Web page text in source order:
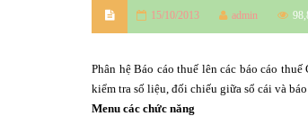
15/10/2013 admin
Phân hệ Báo cáo thuế lên các báo cáo
kiểm tra số liệu, đối chiếu giữa sổ cái và
Menu các chức năng